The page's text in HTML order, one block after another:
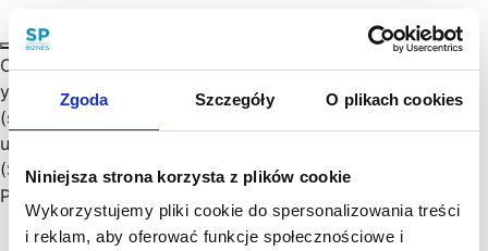
Zgoda Szczegóły O plikach cookies
Niniejsza strona korzysta z plików cookie
Wykorzystujemy pliki cookie do spersonalizowania treści
i reklam, aby oferować funkcje społecznościowe i
Obecnie trwa druga fala skarg fundacji NOYB (none of
your business) pod przewodnictwem Maxa Schremsa
(szerzej znanego z głośnych wyroków TSUE
unieważniających odpowiednio program Safe Harbour
(Schrems I) oraz Standardowe Klauzule Umowne i Tarczę
Prywatności UE-USA (Schrems II).…